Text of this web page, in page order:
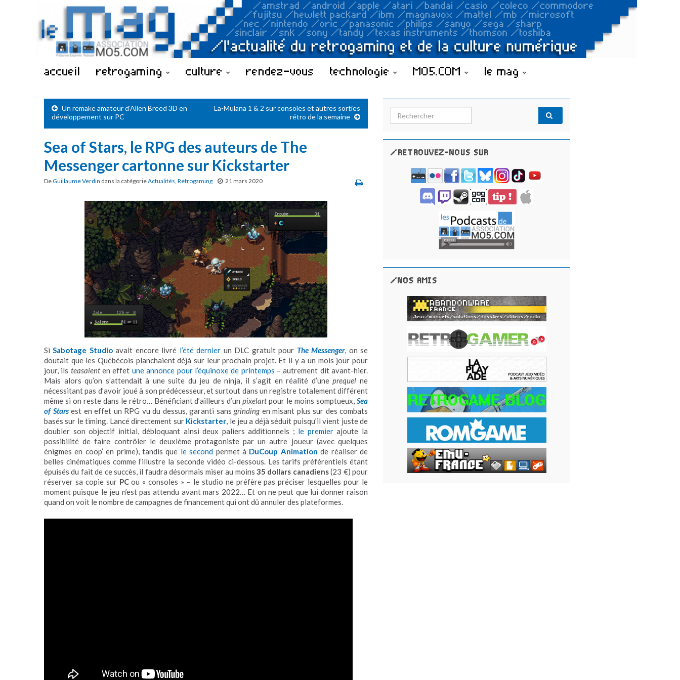
accueil retrogaming culture rendez-vous technologie MO5.COM le mag
Un remake amateur d’Alien Breed 3D en
développement sur PC
La-Mulana 1 & 2 sur consoles et autres sorties
rétro de la semaine
Sea of Stars, le RPG des auteurs de The
Messenger cartonne sur Kickstarter
DeGuillaume Verdin dans la catégorieActualités, Retrogaming 21 mars 2020
SiSabotage Studioavait encore livré l’été dernier un DLC gratuit pour The Messenger, on se
doutait que les Québécois planchaient déjà sur leur prochain projet. Et il y a un mois jour pour
jour, ils teasaienten effet une annonce pour l’équinoxe de printemps – autrement dit avant-hier.
Mais alors qu’on s’attendait à une suite du jeu de ninja, il s’agit en réalité d’uneprequel ne
nécessitant pas d’avoir joué à son prédécesseur, et surtout dans un registre totalement différent
même si on reste dans le rétro… Bénéficiant d’ailleurs d’unpixelartpour le moins somptueux,Sea
of Starsest en effet un RPG vu du dessus, garanti sans grindingen misant plus sur des combats
basés sur le timing. Lancé directement sur Kickstarter, le jeu a déjà séduit puisqu’il vient juste de
doubler son objectif initial, débloquant ainsi deux paliers additionnels ; le premierajoute la
possibilité de faire contrôler le deuxième protagoniste par un autre joueur (avec quelques
énigmes en coop’ en prime), tandis que le second permet à DuCoup Animation de réaliser de
belles cinématiques comme l’illustre la seconde vidéo ci-dessous. Les tarifs préférentiels étant
épuisés du fait de ce succès, il faudra désormais miser au moins 35 dollars canadiens(23 €) pour
réserver sa copie sur PCou « consoles » – le studio ne préfère pas préciser lesquelles pour le
moment puisque le jeu n’est pas attendu avant mars 2022… Et on ne peut que lui donner raison
quand on voit le nombre de campagnes de financement qui ont dû annuler des plateformes.
Search for:
/RETROUVEZ-NOUS SUR
/NOS AMIS